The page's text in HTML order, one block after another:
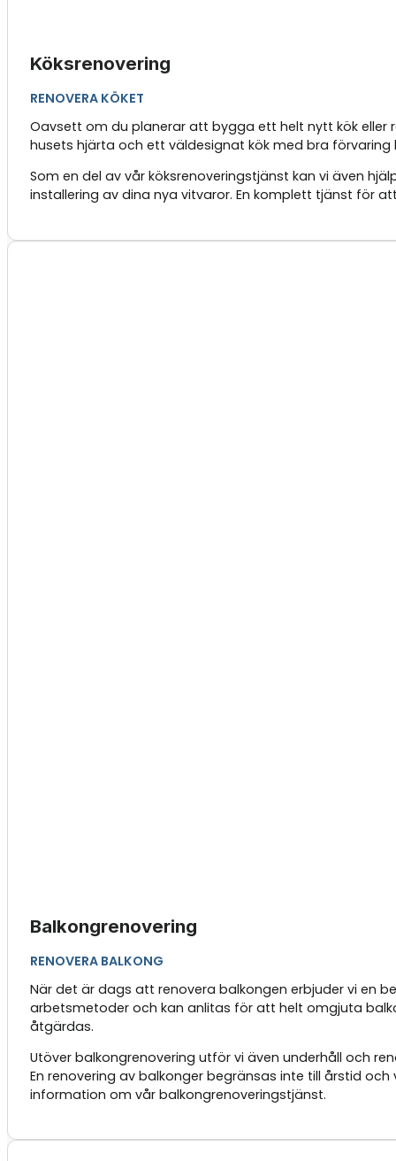
Köksrenovering
RENOVERA KÖKET
Oavsett om du planerar att bygga ett helt nytt kök eller
husets hjärta och ett väldesignat kök med bra
Som en del av vår köksrenoveringstjänst kan vi även
installering av dina nya vitvaror. En komplett tjänst för
Balkongrenovering
RENOVERA BALKONG
När det är dags att renovera balkongen erbjuder vi en
arbetsmetoder och kan anlitas för att helt omgjuta
åtgärdas.
Utöver balkongrenovering utför vi även underhåll och
En renovering av balkonger begränsas inte till årstid
information om vår balkongrenoveringstjänst.